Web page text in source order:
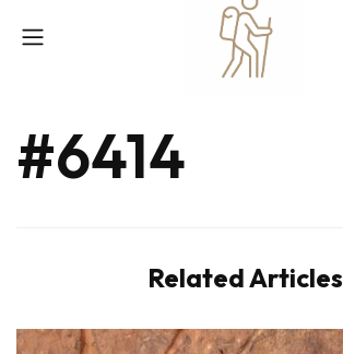
#6414
Related Articles